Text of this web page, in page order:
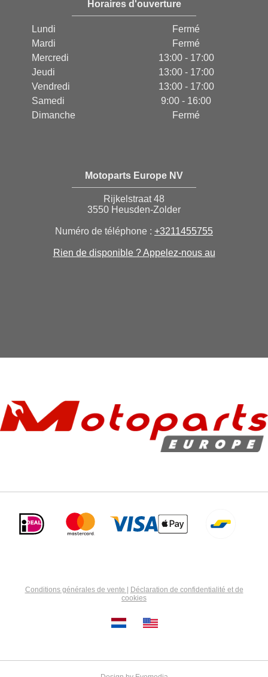
Horaires d'ouverture
Lundi
Fermé
Mardi
Fermé
Mercredi
13:00 - 17:00
Jeudi
13:00 - 17:00
Vendredi
13:00 - 17:00
Samedi
9:00 - 16:00
Dimanche
Fermé
Motoparts Europe NV
Rijkelstraat 48
3550 Heusden-Zolder
Numéro de téléphone : +3211455755
Rien de disponible ? Appelez-nous au
Conditions générales de vente
Déclaration de confidentialité et de
cookies